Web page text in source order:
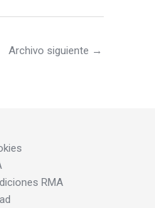
Archivo siguiente →
RMA